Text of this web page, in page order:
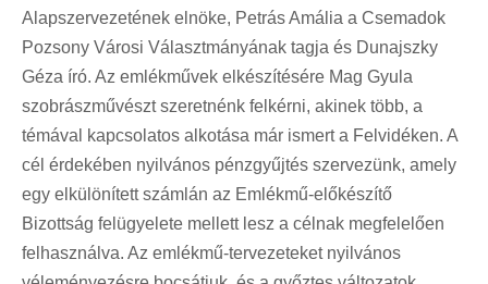
Alapszervezetének elnöke, Petrás Amália a Csemadok
Pozsony Városi Választmányának tagja és Dunajszky
Géza író. Az emlékművek elkészítésére Mag Gyula
szobrászművészt szeretnénk felkérni, akinek több, a
témával kapcsolatos alkotása már ismert a Felvidéken. A
cél érdekében nyilvános pénzgyűjtés szervezünk, amely
egy elkülönített számlán az Emlékmű-előkészítő
Bizottság felügyelete mellett lesz a célnak megfelelően
felhasználva. Az emlékmű-tervezeteket nyilvános